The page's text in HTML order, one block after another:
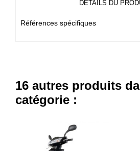
DÉTAILS DU
Références spécifiques
16 autres produits
catégorie :